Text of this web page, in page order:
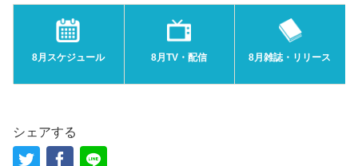
8月スケジュール 8月TV・配信 8月雑誌・リリース
シェアする